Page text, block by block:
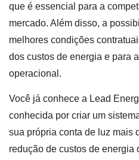
que é essencial para a
mercado. Além disso, a
melhores condições
dos custos de energia e para
operacional.
Você já conhece a Lead
conhecida por criar um
sua própria conta de luz mais
redução de custos de energia